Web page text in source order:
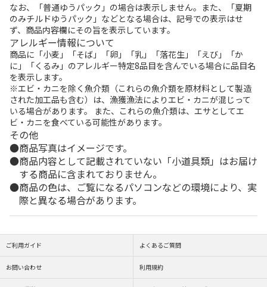
なお、「普通ゆうパック」の場合は表示しません。また、「夏期
のみチルドゆうパック」などとなる場合は、記号での表示はせ
ず、商品内容欄にその旨を表示しています。
アレルギー情報について
商品に「小麦」「そば」「卵」「乳」「落花生」「えび」「か
に」「くるみ」のアレルギー特定8品目を含んでいる場合に品目名
を表示します。
※エビ・カニを除く魚介類（これらの魚介類を原材料として製造
された加工品も含む）は、漁獲漁法によりエビ・カニが混じって
いる場合があります。 また、これらの魚介類は、エサとしてエ
ビ・カニを食べている可能性があります。
その他
商品写真はイメージです。
商品内容として記載されていない「小道具類」はお届け
する商品に含まれておりません。
商品の色は、ご覧になるパソコンなどの環境により、実
際と異なる場合があります。
ご利用ガイド よくあるご質問
お問い合わせ 利用規約